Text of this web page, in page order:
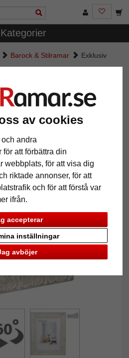
av cookies
andra
att förbättra din
webbplats, för att visa dig
riktade annonser, för att
och för att förstå var
ifrån.
accepterar
avböjer
inställningar
Kategorier
Barock & Stilramar
Exklusiv
Gjain